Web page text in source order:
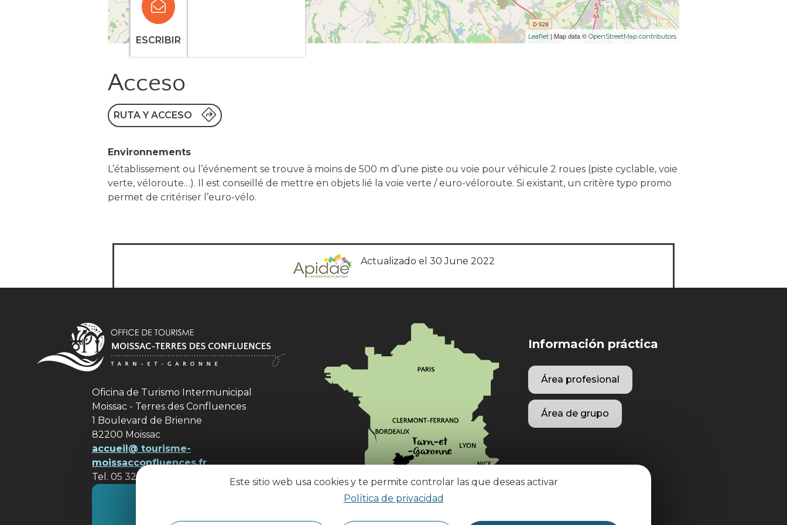
Este sitio web usa cookies y te permite controlar las que deseas activar
Política de privacidad
Leaflet| Map data © OpenStreetMap contributors
ESCRIBIR
Acceso
RUTA Y ACCESO
Environnements
L’établissement ou l’événement se trouve à moins de 500 m d’une piste ou voie pour véhicule 2 roues (piste cyclable, voie
verte, véloroute…). Il est conseillé de mettre en objets lié la voie verte / euro-véloroute. Si existant, un critère typo promo
permet de critériser l’euro-vélo.
Actualizado el 30 June 2022
Oficina de Turismo Intermunicipal
Moissac - Terres des Confluences
1 Boulevard de Brienne
82200 Moissac
accueil@ tourisme-
moissacconfluences.fr
Tel. 05 32 09 69 36
Información práctica
Área profesional
Área de grupo